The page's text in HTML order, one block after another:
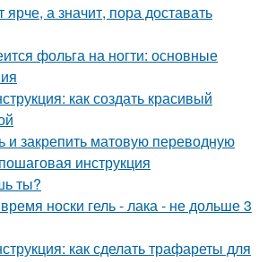
ярче, а значит, пора доставать
фольга на ногти: основные
как создать красивый
и закрепить матовую переводную
инструкция
ты?
носки гель - лака - не дольше 3
как сделать трафареты для